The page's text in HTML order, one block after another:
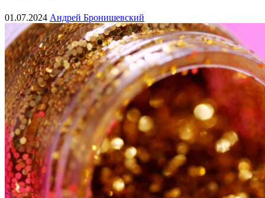
01.07.2024 Андрей Бронишевский